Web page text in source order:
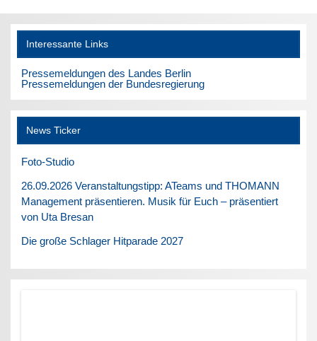
Interessante Links
Pressemeldungen des Landes Berlin
Pressemeldungen der Bundesregierung
News Ticker
Foto-Studio
26.09.2026 Veranstaltungstipp: ATeams und THOMANN
Management präsentieren. Musik für Euch – präsentiert
von Uta Bresan
Die große Schlager Hitparade 2027